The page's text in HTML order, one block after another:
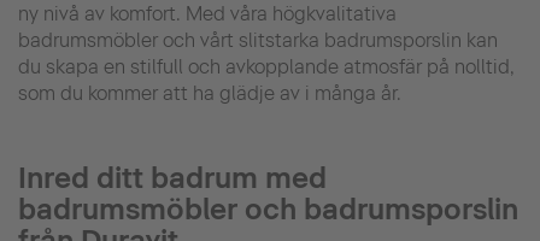
ny nivå av komfort. Med våra högkvalitativa
badrumsmöbler och vårt slitstarka badrumsporslin kan
du skapa en stilfull och avkopplande atmosfär på nolltid,
som du kommer att ha glädje av i många år.
Inred ditt badrum med
badrumsmöbler och badrumsporslin